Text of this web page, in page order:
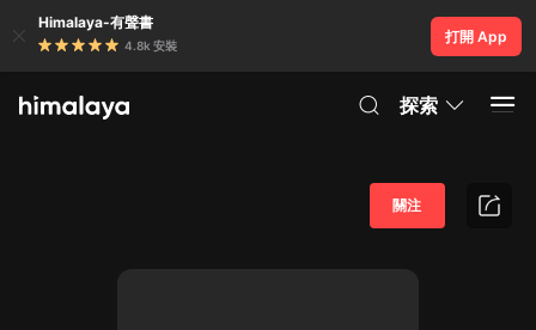
Himalaya-有聲書
4.8k 安裝
打開 App
探索
關注